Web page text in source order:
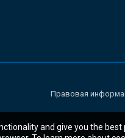
Правовая
and give you the